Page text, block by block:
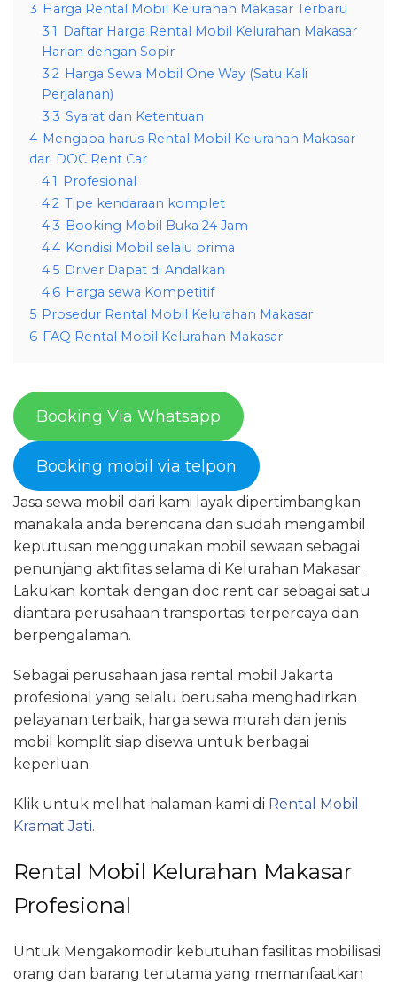
3 Harga Rental Mobil Kelurahan Makasar Terbaru
3.1 Daftar Harga Rental Mobil Kelurahan Makasar
Harian dengan Sopir
3.2 Harga Sewa Mobil One Way (Satu Kali
Perjalanan)
3.3 Syarat dan Ketentuan
4 Mengapa harus Rental Mobil Kelurahan Makasar
dari DOC Rent Car
4.1 Profesional
4.2 Tipe kendaraan komplet
4.3 Booking Mobil Buka 24 Jam
4.4 Kondisi Mobil selalu prima
4.5 Driver Dapat di Andalkan
4.6 Harga sewa Kompetitif
5 Prosedur Rental Mobil Kelurahan Makasar
6 FAQ Rental Mobil Kelurahan Makasar
Booking Via Whatsapp
Booking mobil via telpon
Jasa sewa mobil dari kami layak dipertimbangkan
manakala anda berencana dan sudah mengambil
keputusan menggunakan mobil sewaan sebagai
penunjang aktifitas selama di Kelurahan Makasar.
Lakukan kontak dengan doc rent car sebagai satu
diantara perusahaan transportasi terpercaya dan
berpengalaman.
Sebagai perusahaan jasa rental mobil Jakarta
profesional yang selalu berusaha menghadirkan
pelayanan terbaik, harga sewa murah dan jenis
mobil komplit siap disewa untuk berbagai
keperluan.
Klik untuk melihat halaman kami di Rental Mobil
Kramat Jati.
Rental Mobil Kelurahan Makasar
Profesional
Untuk Mengakomodir kebutuhan fasilitas mobilisasi
orang dan barang terutama yang memanfaatkan